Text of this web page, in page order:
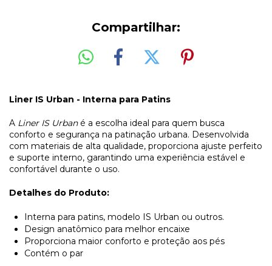
Compartilhar:
Liner IS Urban - Interna para Patins
A Liner IS Urbané a escolha ideal para quem busca
conforto e segurança na patinação urbana. Desenvolvida
com materiais de alta qualidade, proporciona ajuste perfeito
e suporte interno, garantindo uma experiência estável e
confortável durante o uso.
Detalhes do Produto:
Interna para patins, modelo IS Urban ou outros.
Design anatômico para melhor encaixe
Proporciona maior conforto e proteção aos pés
Contém o par